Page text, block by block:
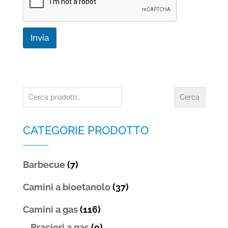
Invia
Cerca: Cerca
CATEGORIE PRODOTTO
Barbecue (7)
Camini a bioetanolo (37)
Camini a gas (116)